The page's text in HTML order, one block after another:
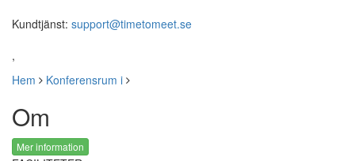
Kundtjänst: support@timetomeet.se
,
Hem
Konferensrum i
Om
Mer information